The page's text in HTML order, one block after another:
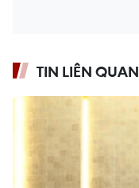
TIN LIÊN QUAN